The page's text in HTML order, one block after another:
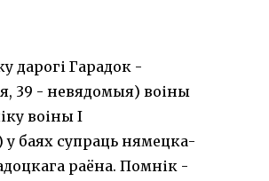
дарогі Гарадок -
39 - невядомыя) воіны
воіны I
у баях супраць нямецка-
раёна. Помнік -